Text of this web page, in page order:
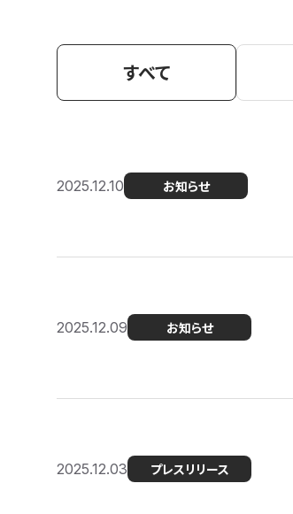
すべて
2025.12.10 お知らせ
2025.12.09 お知らせ
2025.12.03 プレスリリース